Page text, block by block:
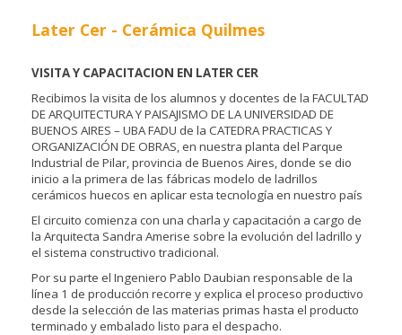
Later Cer - Cerámica Quilmes
VISITA Y CAPACITACION EN LATER CER
Recibimos la visita de los alumnos y docentes de la FACULTAD
DE ARQUITECTURA Y PAISAJISMO DE LA UNIVERSIDAD DE
BUENOS AIRES – UBA FADU de la CATEDRA PRACTICAS Y
ORGANIZACIÓN DE OBRAS, en nuestra planta del Parque
Industrial de Pilar, provincia de Buenos Aires, donde se dio
inicio a la primera de las fábricas modelo de ladrillos
cerámicos huecos en aplicar esta tecnología en nuestro país
El circuito comienza con una charla y capacitación a cargo de
la Arquitecta Sandra Amerise sobre la evolución del ladrillo y
el sistema constructivo tradicional.
Por su parte el Ingeniero Pablo Daubian responsable de la
línea 1 de producción recorre y explica el proceso productivo
desde la selección de las materias primas hasta el producto
terminado y embalado listo para el despacho.